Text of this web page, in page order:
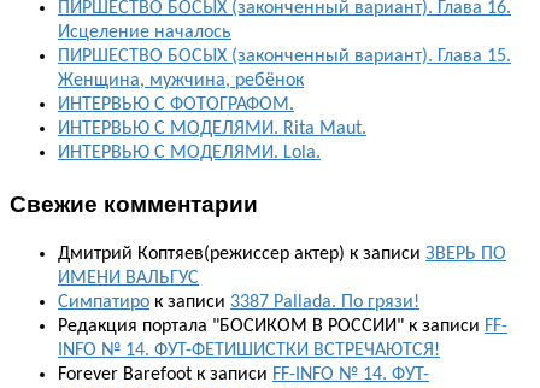
ПИРШЕСТВО БОСЫХ (законченный вариант). Глава 16.
Исцеление началось
ПИРШЕСТВО БОСЫХ (законченный вариант). Глава 15.
Женщина, мужчина, ребёнок
ИНТЕРВЬЮ С ФОТОГРАФОМ.
ИНТЕРВЬЮ С МОДЕЛЯМИ. Rita Maut.
ИНТЕРВЬЮ С МОДЕЛЯМИ. Lola.
Свежие комментарии
Дмитрий Коптяев(режиссер актер) к записи ЗВЕРЬ ПО
ИМЕНИ ВАЛЬГУС
Симпатиро к записи 3387 Pallada. По грязи!
Редакция портала "БОСИКОМ В РОССИИ" к записи FF-
INFO № 14. ФУТ-ФЕТИШИСТКИ ВСТРЕЧАЮТСЯ!
Forever Barefoot к записи FF-INFO № 14. ФУТ-